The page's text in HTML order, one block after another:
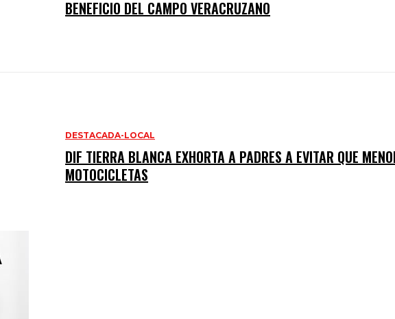
BENEFICIO DEL CAMPO VERACRUZANO
DESTACADA-LOCAL
DIF TIERRA BLANCA EXHORTA A PADRES A EVITAR QUE
MOTOCICLETAS